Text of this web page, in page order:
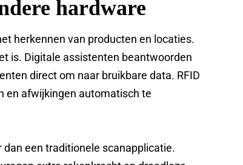
hardware
herkennen van producten en locaties.
is. Digitale assistenten beantwoorden
direct om naar bruikbare data. RFID
en afwijkingen automatisch te
een traditionele scanapplicatie.